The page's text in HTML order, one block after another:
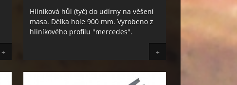
+
Hliníková hůl (tyč) do udírny na věšení
masa. Délka hole 900 mm. Vyrobeno z
hliníkového profilu "mercedes".
+